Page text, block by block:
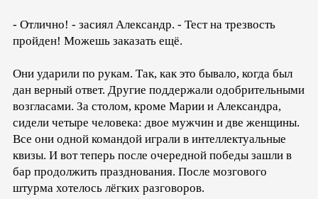
- Отлично! - засиял Александр. - Тест на трезвость
пройден! Можешь заказать ещё.
Они ударили по рукам. Так, как это бывало, когда был
дан верный ответ. Другие поддержали одобрительными
возгласами. За столом, кроме Марии и Александра,
сидели четыре человека: двое мужчин и две женщины.
Все они одной командой играли в интеллектуальные
квизы. И вот теперь после очередной победы зашли в
бар продолжить празднования. После мозгового
штурма хотелось лёгких разговоров.